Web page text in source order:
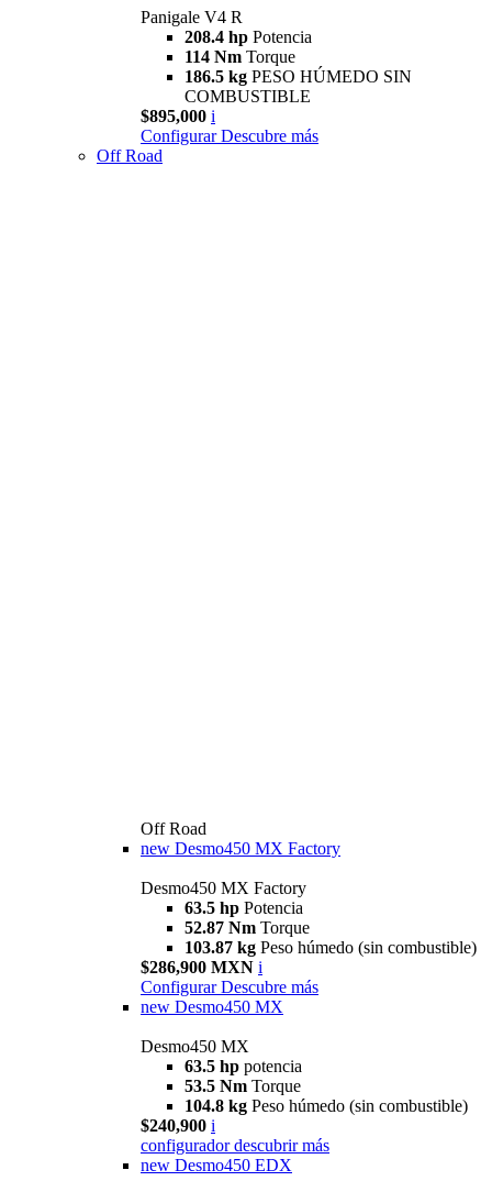
Panigale V4 R
208.4 hp Potencia
114 Nm Torque
186.5 kg PESO HÚMEDO SIN
COMBUSTIBLE
$895,000 i
Configurar Descubre más
Off Road
Off Road
new Desmo450 MX Factory
Desmo450 MX Factory
63.5 hp Potencia
52.87 Nm Torque
103.87 kg Peso húmedo (sin combustible)
$286,900 MXN i
Configurar Descubre más
new Desmo450 MX
Desmo450 MX
63.5 hp potencia
53.5 Nm Torque
104.8 kg Peso húmedo (sin combustible)
$240,900 i
configurador descubrir más
new Desmo450 EDX